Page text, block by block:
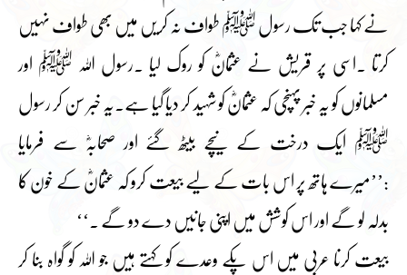
نے کہا جب تک رسول ﷺ طواف نہ کریں میں بھی طواف نہیں
کرتا ۔اسی پر قریش نے عثمانؓ کو روک لیا ۔رسول اللہ ﷺ اور
مسلمانوں کو یہ خبر پہنچی کہ عثمانؓ کو شہید کر دیا گیا ہے۔یہ خبر سن کر رسول
ﷺ ایک درخت کے نیچے بیٹھ گئے اور صحابہؓ سے فرمایا
:’’میرے ہاتھ پر اس بات کے لیے بیعت کرو کہ عثمانؓ کے خون کا
بدلہ لو گے اور اس کوشش میں اپنی جانیں دے دو گے ۔‘‘
بیعت کرنا عربی میں اس پکے وعدے کو کہتے ہیں جو اللہ کو گواہ بنا کر